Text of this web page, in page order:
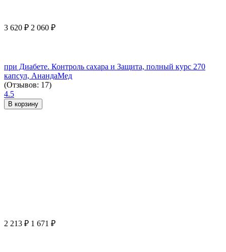
3 620 ₽ 2 060 ₽
при Диабете. Контроль сахара и Защита, полный курс 270
капсул, АнандаМед
(Отзывов: 17)
4.5
В корзину
2 213 ₽ 1 671 ₽